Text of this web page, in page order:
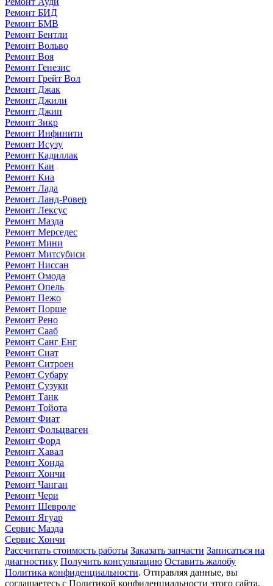
Ремонт БИД
Ремонт БМВ
Ремонт Бентли
Ремонт Вольво
Ремонт Воя
Ремонт Генезис
Ремонт Грейт Вол
Ремонт Джак
Ремонт Джили
Ремонт Джип
Ремонт Зикр
Ремонт Инфинити
Ремонт Исузу
Ремонт Кадиллак
Ремонт Каи
Ремонт Киа
Ремонт Лада
Ремонт Ланд-Ровер
Ремонт Лексус
Ремонт Мазда
Ремонт Мерседес
Ремонт Мини
Ремонт Митсубиси
Ремонт Ниссан
Ремонт Омода
Ремонт Опель
Ремонт Пежо
Ремонт Порше
Ремонт Рено
Ремонт Сааб
Ремонт Санг Енг
Ремонт Сиат
Ремонт Ситроен
Ремонт Субару
Ремонт Сузуки
Ремонт Танк
Ремонт Тойота
Ремонт Фиат
Ремонт Фольцваген
Ремонт Форд
Ремонт Хавал
Ремонт Хонда
Ремонт Хончи
Ремонт Чанган
Ремонт Чери
Ремонт Шевроле
Ремонт Ягуар
Сервис Мазда
Сервис Хончи
Рассчитать стоимость работы Заказать запчасти Записаться на
диагностику Получить консультацию Оставить жалобу
Политика конфиденциальности. Отправляя данные, вы
соглашаетесь с Политикой конфиденциальности этого сайта.